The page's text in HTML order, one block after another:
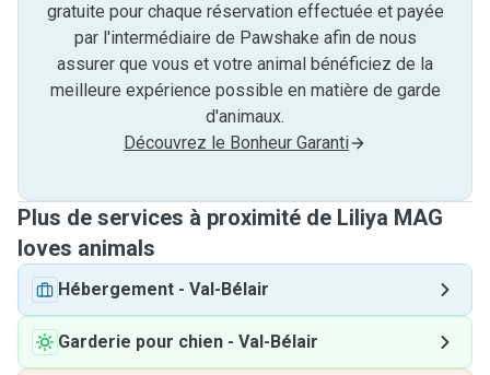
gratuite pour chaque réservation effectuée et payée
par l'intermédiaire de Pawshake afin de nous
assurer que vous et votre animal bénéficiez de la
meilleure expérience possible en matière de garde
d'animaux.
Découvrez le Bonheur Garanti
Plus de services à proximité de Liliya MAG
loves animals
Hébergement - Val-Bélair
Garderie pour chien - Val-Bélair